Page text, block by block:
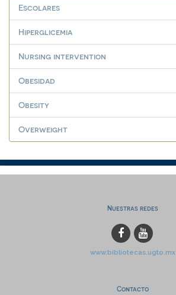
Escolares
Hiperglicemia
Nursing intervention
Obesidad
Obesity
Overweight
Nuestras redes
www.bibliotecas.ugto.mx
Contacto